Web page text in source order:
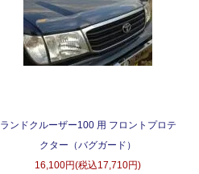
ランドクルーザー100 用 フロントプロテ
クター（バグガード）
16,100円(税込17,710円)